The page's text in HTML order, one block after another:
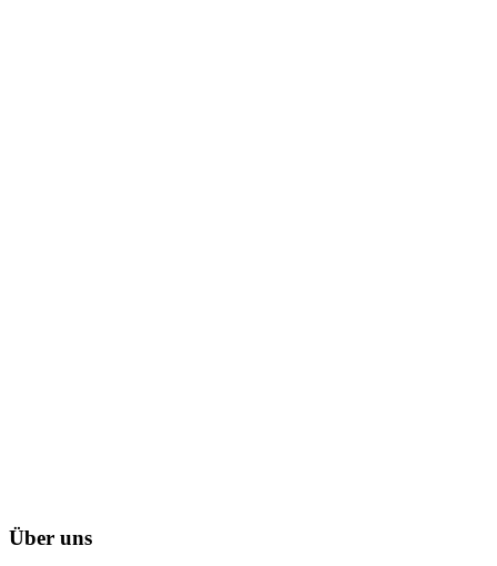
Über uns